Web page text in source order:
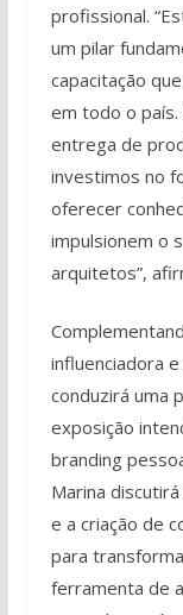
profissional.
um pilar
capacitação
em todo o
entrega de
investimos no
oferecer
impulsionem o
arquitetos”,
influenciadora
conduzirá uma
exposição
branding
Marina
e a criação de
para
ferramenta de